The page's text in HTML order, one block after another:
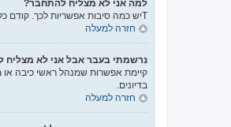
למה אני לא מצליח להתחבר?
Tיש כמה סיבות אפשריות לכך. קודם כל, ודא ששם המשתמש והססמה שלך נכונים. אם הם נכונים, צור קשר עם מנהל ראשי כדי לוודא שלא נחסמת. לחילופין, יכול להיות שיש שגיאה בהגדרות האתר שהמנהלים שלו יצטרכו לתקן.
חזרה למעלה
נרשמתי בעבר אבל אני לא מצליח
קיימת אפשרות שמנהל ראשי כיבה או
בדיונים.
חזרה למעלה